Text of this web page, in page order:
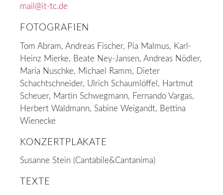
mail@it-tc.de
FOTOGRAFIEN
Tom Abram, Andreas Fischer, Pia Malmus, Karl-
Heinz Mierke, Beate Ney-Jansen, Andreas Nödler,
Maria Nuschke, Michael Ramm, Dieter
Schachtschneider, Ulrich Schaumlöffel, Hartmut
Scheuer, Martin Schwegmann, Fernando Vargas,
Herbert Waldmann, Sabine Weigandt, Bettina
Wienecke
KONZERTPLAKATE
Susanne Stein (Cantabile&Cantanima)
TEXTE